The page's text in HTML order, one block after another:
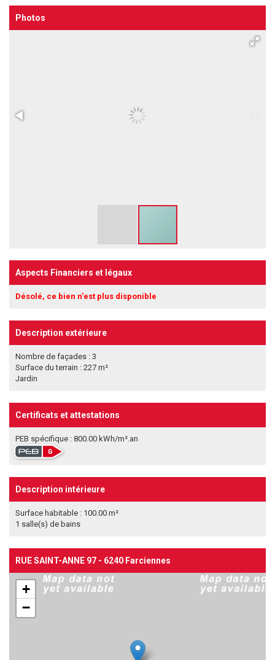
Photos
Aspects Financiers et légaux
Désolé, ce bien n'est plus disponible
Description extérieure
Nombre de façades : 3
Surface du terrain : 227 m²
Jardin
Certificats et attestations
PEB spécifique : 800.00 kWh/m².an
Description intérieure
Surface habitable : 100.00 m²
1 salle(s) de bains
RUE SAINT-ANNE 97 - 6240 Farciennes
+
−